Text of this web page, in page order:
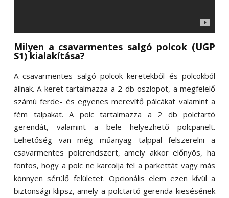
Milyen a csavarmentes salgó polcok (UGP
S1) kialakítása?
A csavarmentes salgó polcok keretekből és polcokból
állnak. A keret tartalmazza a 2 db oszlopot, a megfelelő
számú ferde- és egyenes merevítő pálcákat valamint a
fém talpakat. A polc tartalmazza a 2 db polctartó
gerendát, valamint a bele helyezhető polcpanelt.
Lehetőség van még műanyag talppal felszerelni a
csavarmentes polcrendszert, amely akkor előnyös, ha
fontos, hogy a polc ne karcolja fel a parkettát vagy más
könnyen sérülő felületet. Opcionális elem ezen kívül a
biztonsági klipsz, amely a polctartó gerenda kiesésének